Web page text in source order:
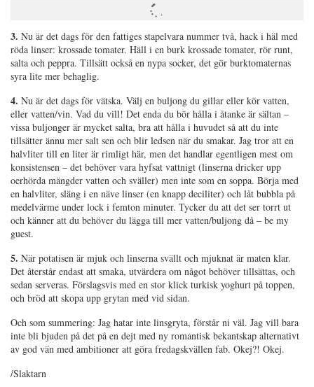
3. Nu är det dags för den fattiges stapelvara nummer två, hack i häl med
röda linser: krossade tomater. Häll i en burk krossade tomater, rör runt,
salta och peppra. Tillsätt också en nypa socker, det gör burktomaternas
syra lite mer behaglig.
4. Nu är det dags för vätska. Välj en buljong du gillar eller kör vatten,
eller vatten/vin. Vad du vill! Det enda du bör hålla i åtanke är sältan –
vissa buljonger är mycket salta, bra att hålla i huvudet så att du inte
tillsätter ännu mer salt sen och blir ledsen när du smakar. Jag tror att en
halvliter till en liter är rimligt här, men det handlar egentligen mest om
konsistensen – det behöver vara hyfsat vattnigt (linserna dricker upp
oerhörda mängder vatten och sväller) men inte som en soppa. Börja med
en halvliter, släng i en näve linser (en knapp deciliter) och låt bubbla på
medelvärme under lock i femton minuter. Tycker du att det ser torrt ut
och känner att du behöver du lägga till mer vatten/buljong då – be my
guest.
5. När potatisen är mjuk och linserna svällt och mjuknat är maten klar.
Det återstår endast att smaka, utvärdera om något behöver tillsättas, och
sedan serveras. Förslagsvis med en stor klick turkisk yoghurt på toppen,
och bröd att skopa upp grytan med vid sidan.
Och som summering: Jag hatar inte linsgryta, förstår ni väl. Jag vill bara
inte bli bjuden på det på en dejt med ny romantisk bekantskap alternativt
av god vän med ambitioner att göra fredagskvällen fab. Okej?! Okej.
/Slaktarn